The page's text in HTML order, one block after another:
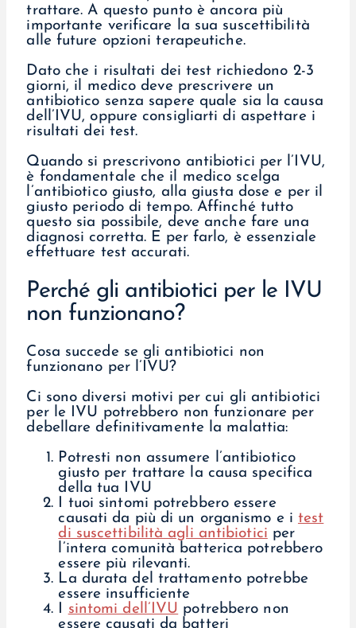
trattare. A questo punto è ancora più
importante verificare la sua suscettibilità
alle future opzioni terapeutiche.
Dato che i risultati dei test richiedono 2-3
giorni, il medico deve prescrivere un
antibiotico senza sapere quale sia la causa
dell’IVU, oppure consigliarti di aspettare i
risultati dei test.
Quando si prescrivono antibiotici per l’IVU,
è fondamentale che il medico scelga
l’antibiotico giusto, alla giusta dose e per il
giusto periodo di tempo. Affinché tutto
questo sia possibile, deve anche fare una
diagnosi corretta. E per farlo, è essenziale
effettuare test accurati.
Perché gli antibiotici per le IVU
non funzionano?
Cosa succede se gli antibiotici non
funzionano per l’IVU?
Ci sono diversi motivi per cui gli antibiotici
per le IVU potrebbero non funzionare per
debellare definitivamente la malattia:
Potresti non assumere l’antibiotico
giusto per trattare la causa specifica
della tua IVU
I tuoi sintomi potrebbero essere
causati da più di un organismo e i test
di suscettibilità agli antibiotici per
l’intera comunità batterica potrebbero
essere più rilevanti.
La durata del trattamento potrebbe
essere insufficiente
I sintomi dell’IVU potrebbero non
essere causati da batteri